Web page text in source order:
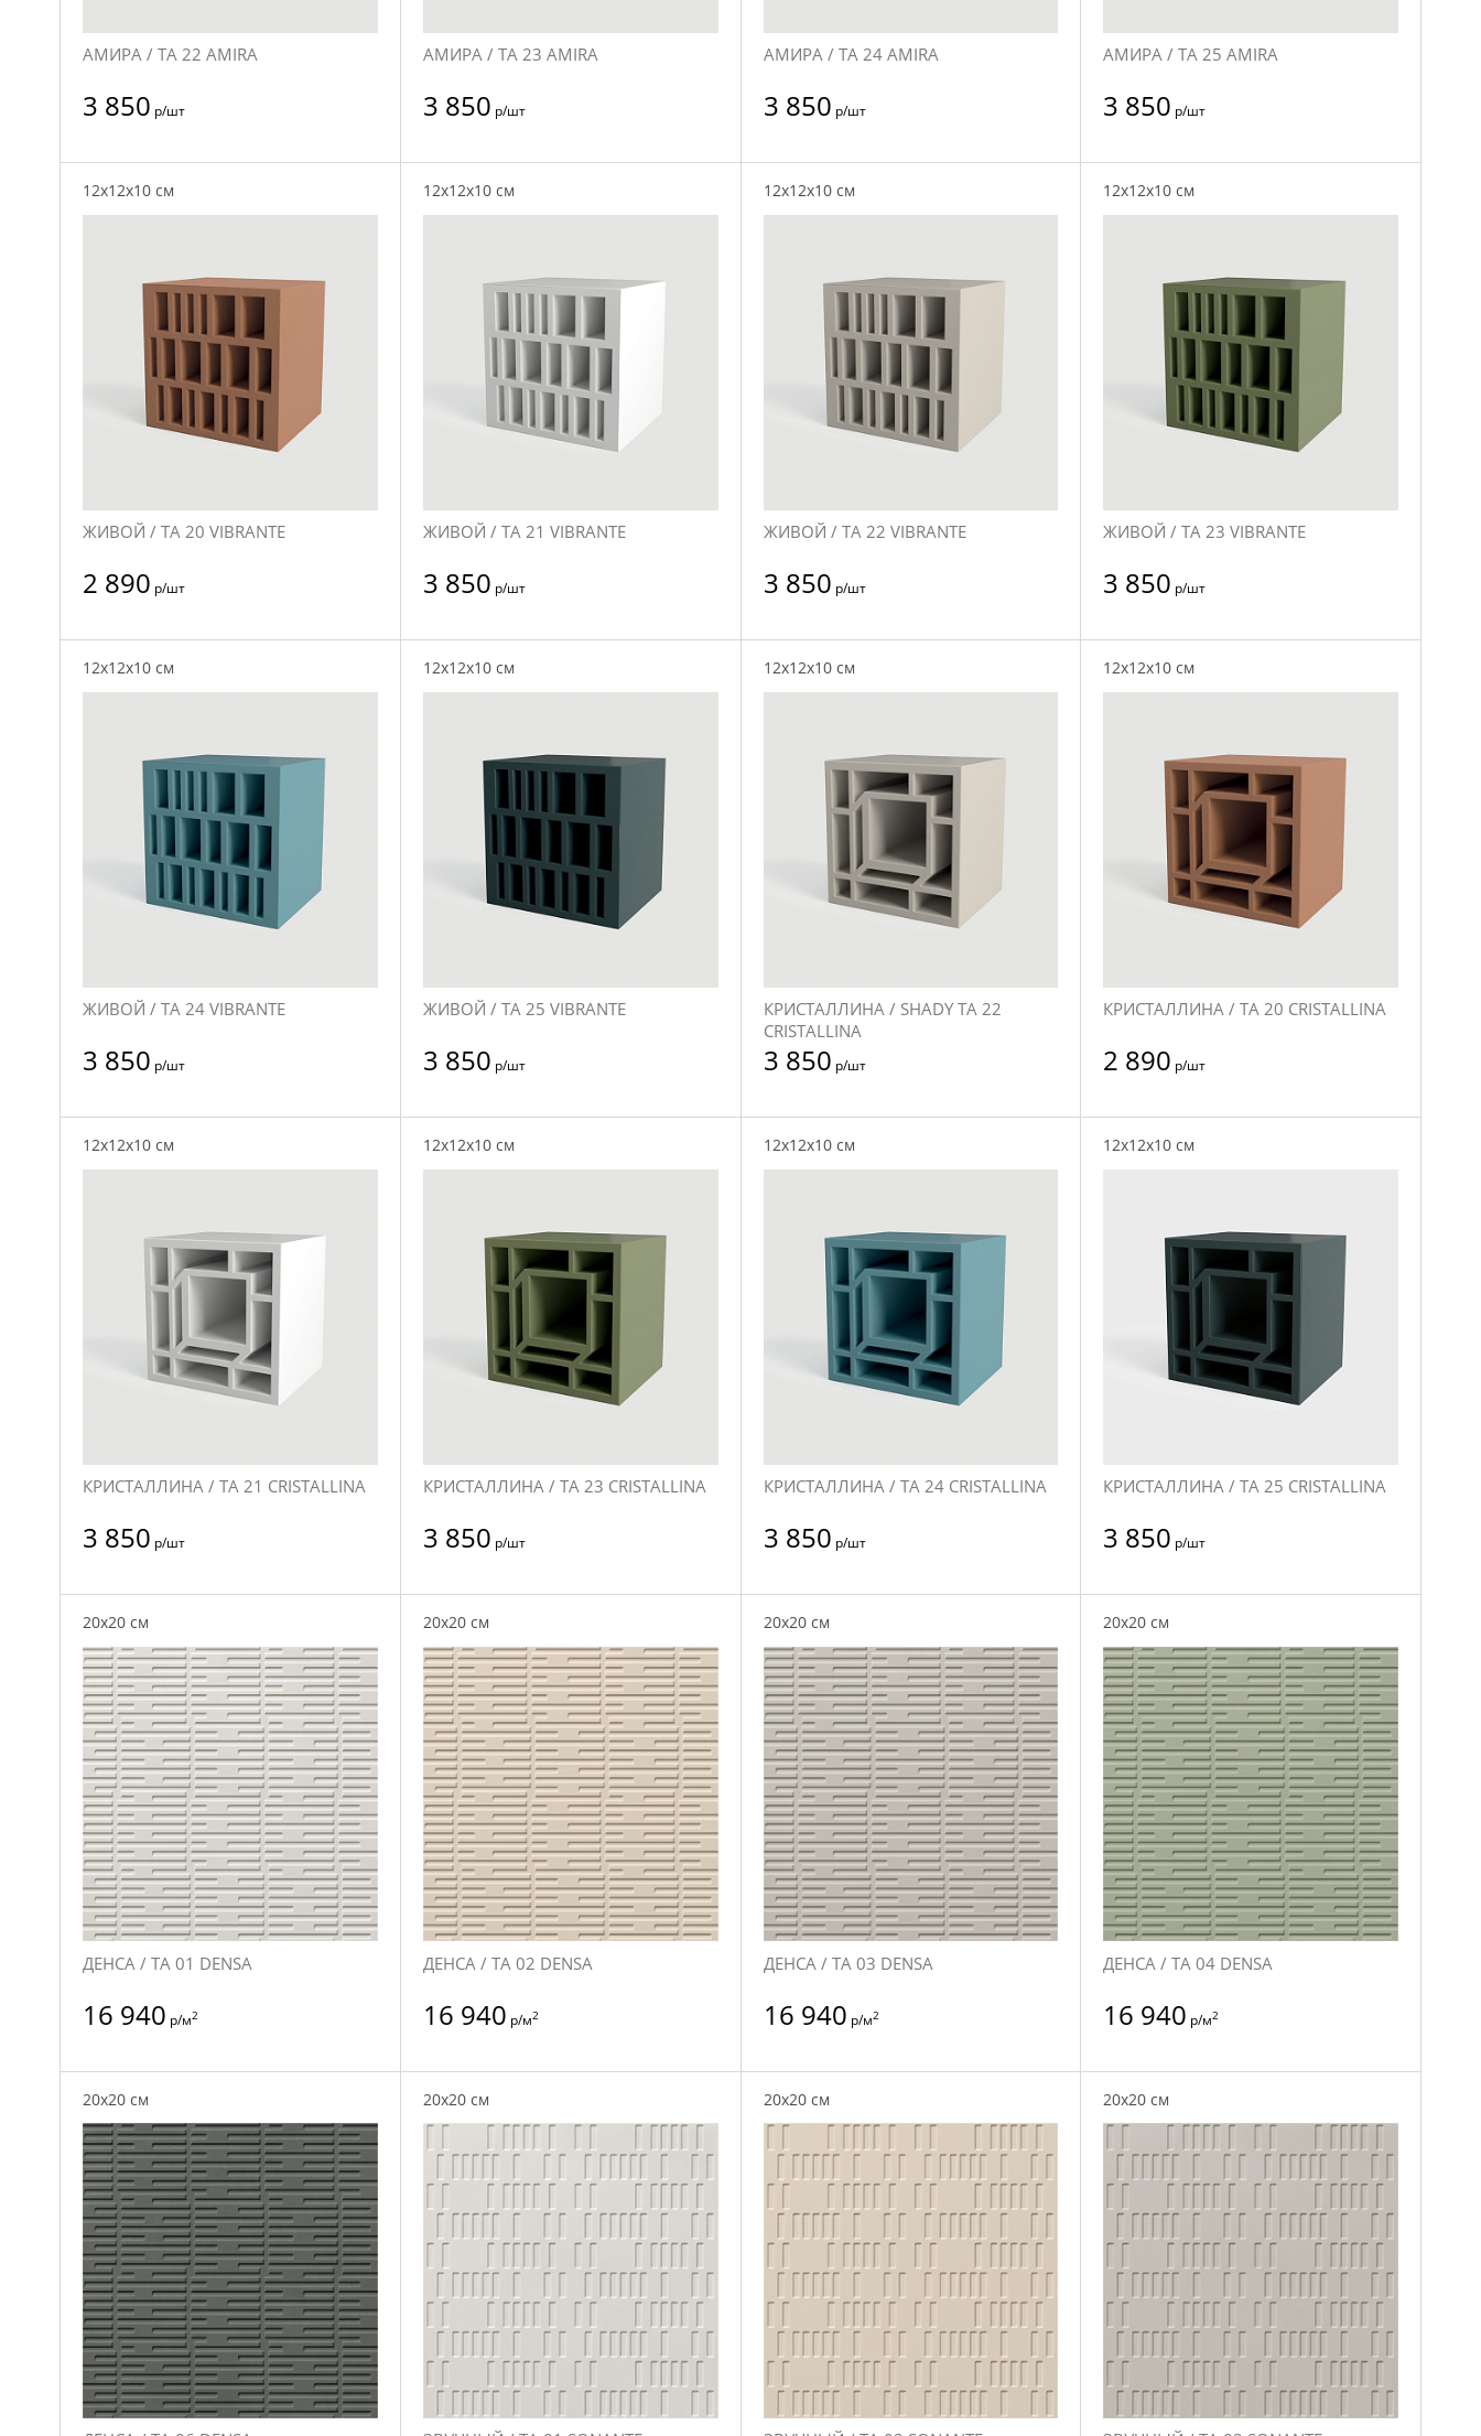
АМИРА / TA 22 AMIRA
3 850 р/шт
АМИРА / TA 23 AMIRA
3 850 р/шт
АМИРА / TA 24 AMIRA
3 850 р/шт
АМИРА / TA 25 AMIRA
3 850 р/шт
12x12x10 см
ЖИВОЙ / TA 20 VIBRANTE
2 890 р/шт
12x12x10 см
ЖИВОЙ / TA 21 VIBRANTE
3 850 р/шт
12x12x10 см
ЖИВОЙ / TA 22 VIBRANTE
3 850 р/шт
12x12x10 см
ЖИВОЙ / TA 23 VIBRANTE
3 850 р/шт
12x12x10 см
ЖИВОЙ / TA 24 VIBRANTE
3 850 р/шт
12x12x10 см
ЖИВОЙ / TA 25 VIBRANTE
3 850 р/шт
12x12x10 см
КРИСТАЛЛИНА / SHADY TA 22
CRISTALLINA
3 850 р/шт
12x12x10 см
КРИСТАЛЛИНА / TA 20 CRISTALLINA
2 890 р/шт
12x12x10 см
КРИСТАЛЛИНА / TA 21 CRISTALLINA
3 850 р/шт
12x12x10 см
КРИСТАЛЛИНА / TA 23 CRISTALLINA
3 850 р/шт
12x12x10 см
КРИСТАЛЛИНА / TA 24 CRISTALLINA
3 850 р/шт
12x12x10 см
КРИСТАЛЛИНА / TA 25 CRISTALLINA
3 850 р/шт
20x20 см
ДЕНСА / TA 01 DENSA
16 940 р/м2
20x20 см
ДЕНСА / TA 02 DENSA
16 940 р/м2
20x20 см
ДЕНСА / TA 03 DENSA
16 940 р/м2
20x20 см
ДЕНСА / TA 04 DENSA
16 940 р/м2
20x20 см 20x20 см 20x20 см 20x20 см